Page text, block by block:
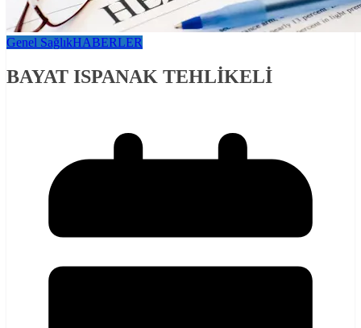
Genel SağlıkHABERLER
BAYAT ISPANAK TEHLİKELİ